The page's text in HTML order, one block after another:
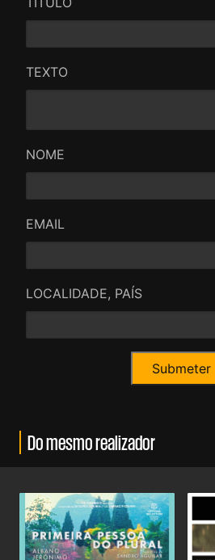
TEXTO
NOME
EMAIL
LOCALIDADE, PAÍS
Do mesmo realizador